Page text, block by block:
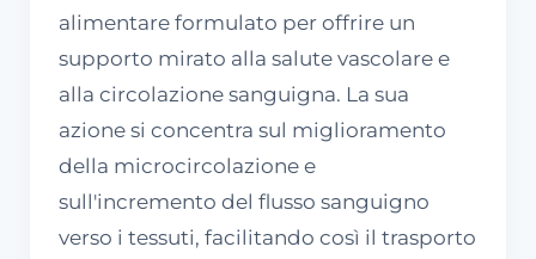
alimentare formulato per offrire un
supporto mirato alla salute vascolare e
alla circolazione sanguigna. La sua
azione si concentra sul miglioramento
della microcircolazione e
sull'incremento del flusso sanguigno
verso i tessuti, facilitando così il trasporto